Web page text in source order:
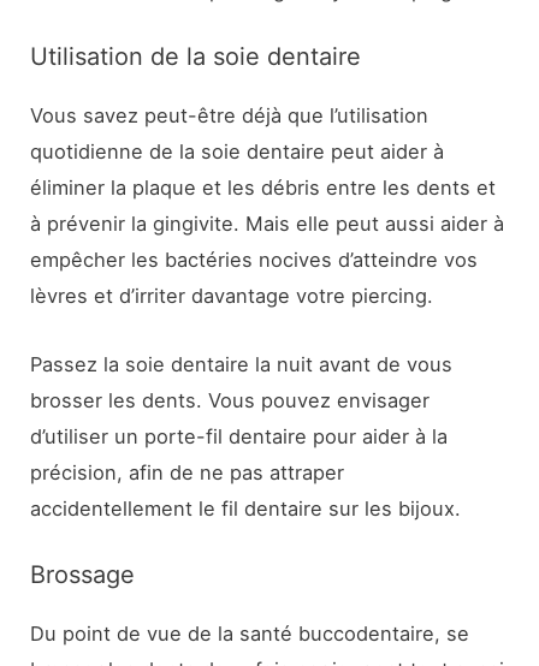
Utilisation de la soie dentaire
Vous savez peut-être déjà que l’utilisation
quotidienne de la soie dentaire peut aider à
éliminer la plaque et les débris entre les dents et
à prévenir la gingivite. Mais elle peut aussi aider à
empêcher les bactéries nocives d’atteindre vos
lèvres et d’irriter davantage votre piercing.
Passez la soie dentaire la nuit avant de vous
brosser les dents. Vous pouvez envisager
d’utiliser un porte-fil dentaire pour aider à la
précision, afin de ne pas attraper
accidentellement le fil dentaire sur les bijoux.
Brossage
Du point de vue de la santé buccodentaire, se